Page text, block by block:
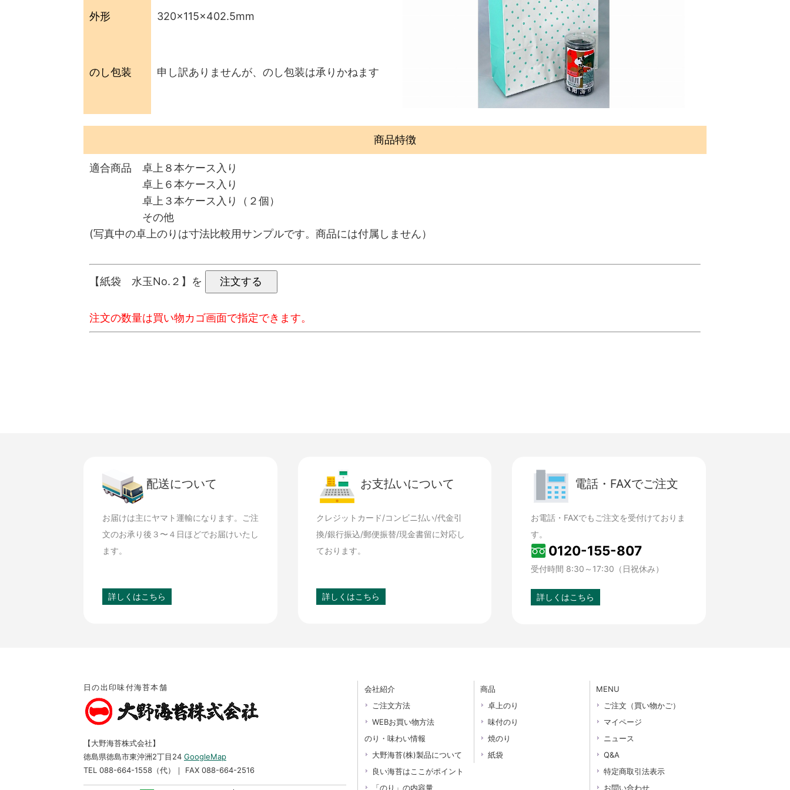
外形 320×115×402.5mm
のし包装 申し訳ありませんが、のし包装は承りかねます
商品特徴
適合商品 卓上８本ケース入り
卓上６本ケース入り
卓上３本ケース入り（２個）
その他
(写真中の卓上のりは寸法比較用サンプルです。商品には付属しません）
【紙袋 水玉No.２】を
注文の数量は買い物カゴ画面で指定できます。
配送について
お届けは主にヤマト運輸になります。ご注
文のお承り後３〜４日ほどでお届けいたし
ます。
詳しくはこちら
お支払いについて
クレジットカード/コンビニ払い/代金引
換/銀行振込/郵便振替/現金書留に対応し
ております。
詳しくはこちら
電話・FAXでご注文
お電話・FAXでもご注文を受付けておりま
す。
0120-155-807
受付時間 8:30～17:30（日祝休み）
詳しくはこちら
日の出印味付海苔本舗
【大野海苔株式会社】
徳島県徳島市東沖洲2丁目24 GoogleMap
TEL 088-664-1558（代）｜ FAX 088-664-2516
会社紹介
ご注文方法
WEBお買い物方法
のり・味わい情報
大野海苔(株)製品について
良い海苔はここがポイント
「のり」の内容量
商品
卓上のり
味付のり
焼のり
紙袋
MENU
ご注文（買い物かご）
マイページ
ニュース
Q&A
特定商取引法表示
お問い合わせ